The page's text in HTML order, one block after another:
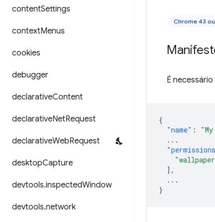
contentSettings
contextMenus
cookies
debugger
declarativeContent
declarativeNetRequest
declarativeWebRequest
desktopCapture
devtools.inspectedWindow
devtools.network
Chrome 43
É
{
"name" :
...
],
...
}